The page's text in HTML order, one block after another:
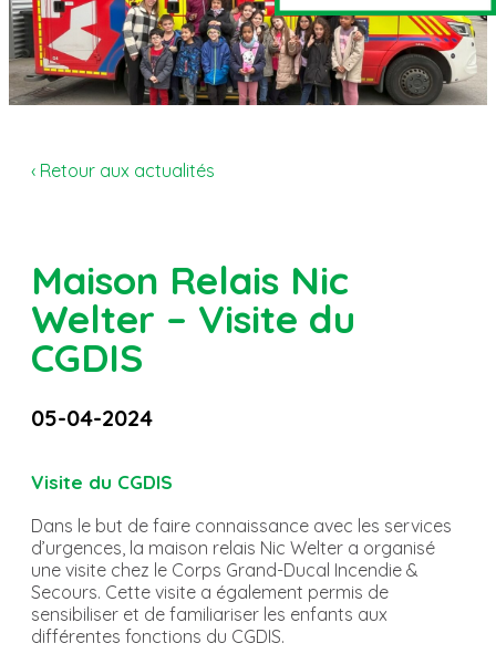
‹ Retour aux actualités
Maison Relais Nic
Welter – Visite du
CGDIS
05-04-2024
Visite du CGDIS
Dans le but de faire connaissance avec les services
d’urgences, la maison relais Nic Welter a organisé
une visite chez le Corps Grand-Ducal Incendie &
Secours. Cette visite a également permis de
sensibiliser et de familiariser les enfants aux
différentes fonctions du CGDIS.